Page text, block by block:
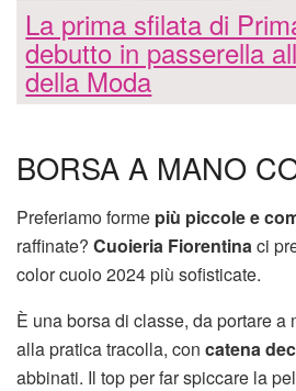
La prima sfilata di
debutto in passerella
della Moda
BORSA A MANO
Preferiamo forme più piccole e
raffinate? Cuoieria Fiorentinaci
color cuoio 2024 più sofisticate.
È una borsa di classe, da portare a
alla pratica tracolla, con catena
abbinati. Il top per far spiccare la